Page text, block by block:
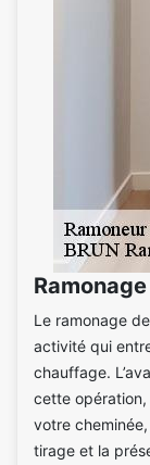
Le ramonage
activité qui
chauffage.
cette opération,
votre
tirage et la